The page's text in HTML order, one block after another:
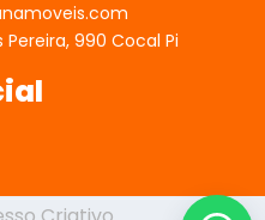
Pereira, 990 Cocal Pi